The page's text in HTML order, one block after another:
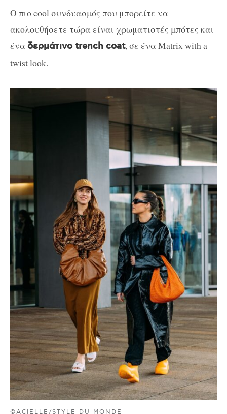
Ο πιο cool συνδυασμός που μπορείτε να
ακολουθήσετε τώρα είναι χρωματιστές μπότες και
έναδερμάτινο trench coat, σε ένα Matrix with a
twist look.
©ACIELLE/STYLE DU MONDE